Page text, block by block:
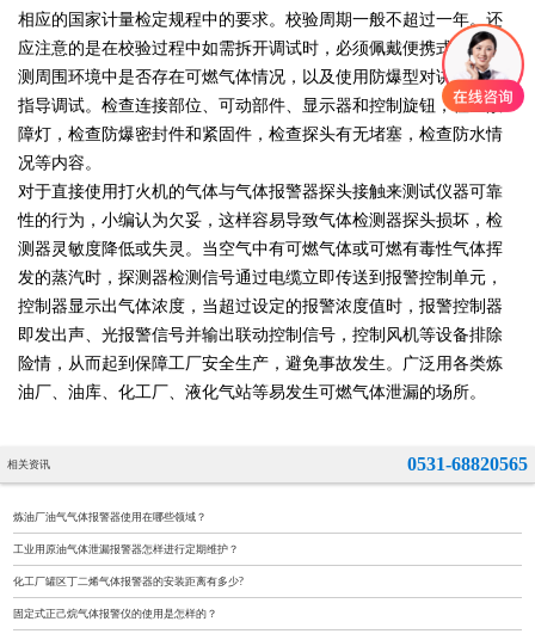
相应的国家计量检定规程中的要求。校验周期一般不超过一年。还
应注意的是在校验过程中如需拆开调试时，必须佩戴便携式仪器检
测周围环境中是否存在可燃气体情况，以及使用防爆型对讲机进行
指导调试。检查连接部位、可动部件、显示器和控制旋钮，检查故
障灯，检查防爆密封件和紧固件，检查探头有无堵塞，检查防水情
况等内容。
对于直接使用打火机的气体与气体报警器探头接触来测试仪器可靠
性的行为，小编认为欠妥，这样容易导致气体检测器探头损坏，检
测器灵敏度降低或失灵。当空气中有可燃气体或可燃有毒性气体挥
发的蒸汽时，探测器检测信号通过电缆立即传送到报警控制单元，
控制器显示出气体浓度，当超过设定的报警浓度值时，报警控制器
即发出声、光报警信号并输出联动控制信号，控制风机等设备排除
险情，从而起到保障工厂安全生产，避免事故发生。广泛用各类炼
油厂、油库、化工厂、液化气站等易发生可燃气体泄漏的场所。
相关资讯 0531-68820565
炼油厂油气气体报警器使用在哪些领域？
工业用原油气体泄漏报警器怎样进行定期维护？
化工厂罐区丁二烯气体报警器的安装距离有多少?
固定式正己烷气体报警仪的使用是怎样的？